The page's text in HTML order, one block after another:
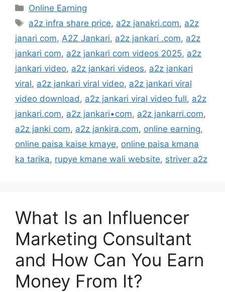
Categories
Online Earning
Tags
a2z infra share price, a2z janakri.com, a2z
janari com, A2Z Jankari, a2z jankari .com, a2z
jankari com, a2z jankari com videos 2025, a2z
jankari video, a2z jankari videos, a2z jankari
viral, a2z jankari viral video, a2z jankari viral
video download , a2z jankari viral video full, a2z
jankari.com, a2z jankari•com, a2z jankarri.com,
a2z janki com, a2z jankira.com, online earning,
online paisa kaise kmaye, online paisa kmana
ka tarika, rupye kmane wali website, striver a2z
What Is an Influencer
Marketing Consultant
and How Can You Earn
Money From It?